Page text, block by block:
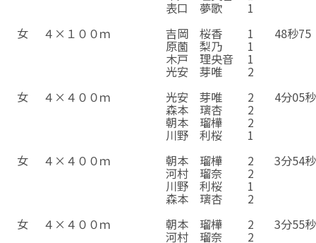
表口 夢歌 1
女 ４×１００ｍ 吉岡 桜香 1 48秒75
原薗 梨乃 1
木戸 理央音 1
光安 芽唯 2
女 ４×４００ｍ 光安 芽唯 2 4分05
森本 璃杏 2
朝本 瑠樺 2
川野 利桜 1
女 ４×４００ｍ 朝本 瑠樺 2 3分54
河村 瑠奈 2
川野 利桜 1
森本 璃杏 2
女 ４×４００ｍ 朝本 瑠樺 2 3分55
河村 瑠奈 2